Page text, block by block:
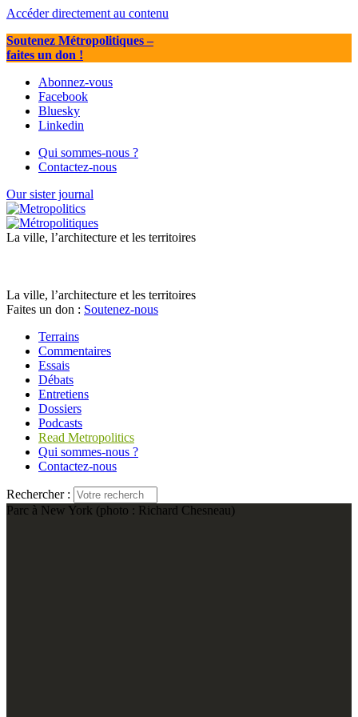
Accéder directement au contenu
Soutenez Métropolitiques–
faites un don !
Abonnez-vous
Facebook
Bluesky
Linkedin
Qui sommes-nous ?
Contactez-nous
Our sister journal
La ville, l’architecture et les territoires
La ville, l’architecture et les territoires
Faites un don : Soutenez-nous
Terrains
Commentaires
Essais
Débats
Entretiens
Dossiers
Podcasts
Read Metropolitics
Qui sommes-nous ?
Contactez-nous
Rechercher :
Parc à New York (photo : Richard Chesneau)